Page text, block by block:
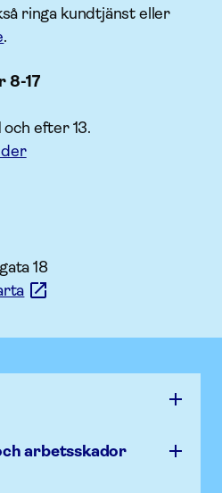
ringa kundtjänst eller
.
8-17
och efter 13.
18
arbets­skador